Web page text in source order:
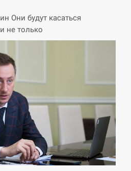
партнерів не критикувати
кризу –…
раунд таємних зустрічей з
Они будут касаться
не только